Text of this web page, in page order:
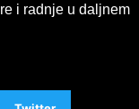
i radnje u daljnem